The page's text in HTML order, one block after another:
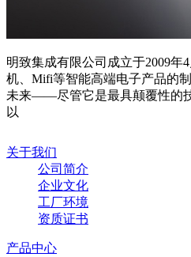
明致集成有限公司成立于2009
机、Mifi等智能高端电子产品的
未来——尽管它是最具颠覆性的
以
关于我们
公司简介
企业文化
工厂环境
资质证书
产品中心